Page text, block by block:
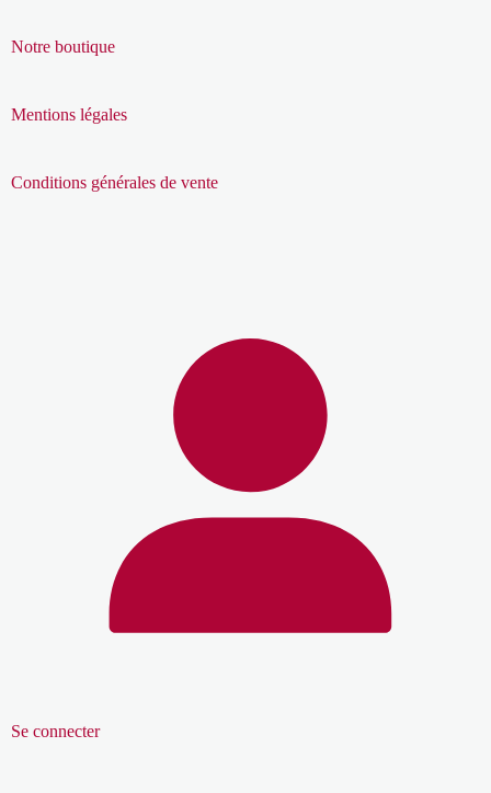
Notre boutique
Mentions légales
Conditions générales de vente
Se connecter